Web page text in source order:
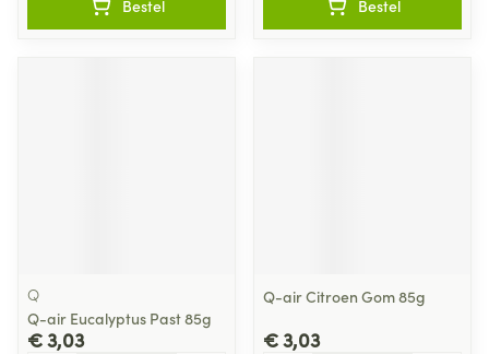
Bestel Bestel
Q
Q-air Eucalyptus Past 85g
€ 3,03
Q-air Citroen Gom 85g
€ 3,03